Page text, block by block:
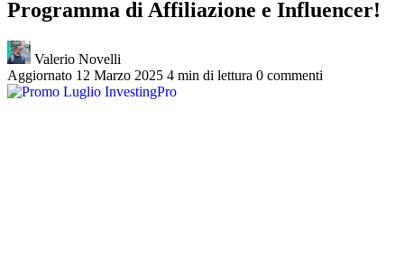
Programma di Affiliazione e Influencer!
Valerio Novelli
Aggiornato 12 Marzo 2025 4 min di lettura 0 commenti